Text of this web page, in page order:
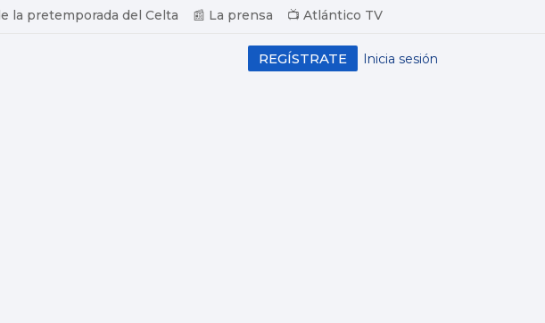
la pretemporada del Celta 📰 La prensa 📺 Atlántico TV
Inicia sesión
REGÍSTRATE